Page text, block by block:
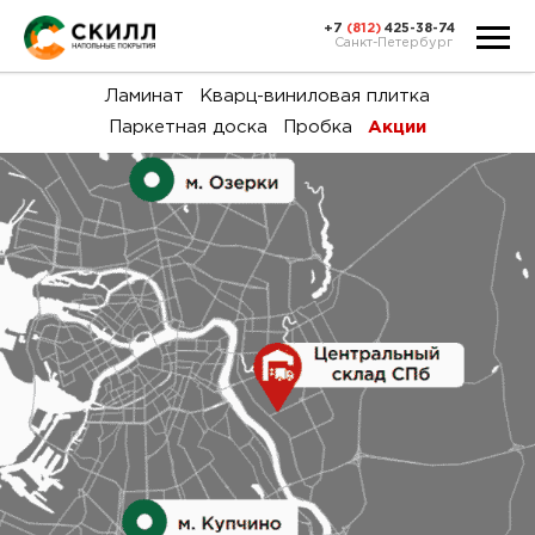
и
+7 (812) 425-38-74
Санкт-Петербург
Ламинат
Кварц-виниловая плитка
Паркетная доска
Пробка Акции